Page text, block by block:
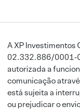
A XP Investimentos
02.332.886/0001-
autorizada a
comunicação
está sujeita a
ou prejudicar o